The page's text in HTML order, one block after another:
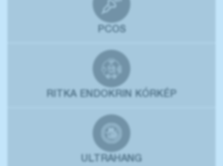
PCOS
RITKA ENDOKRIN KÓRKÉP
ULTRAHANG